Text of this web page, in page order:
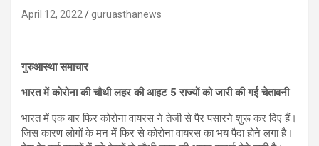
April 12, 2022 guruasthanews
गुरुआस्था समाचार
भारत में कोरोना की चौथी लहर की आहट 5 राज्यों को जारी की गई चेतावनी
भारत में एक बार फिर कोरोना वायरस ने तेजी से पैर पसारने शुरू कर दिए हैं।
जिस कारण लोगों के मन में फिर से कोरोना वायरस का भय पैदा होने लगा है।